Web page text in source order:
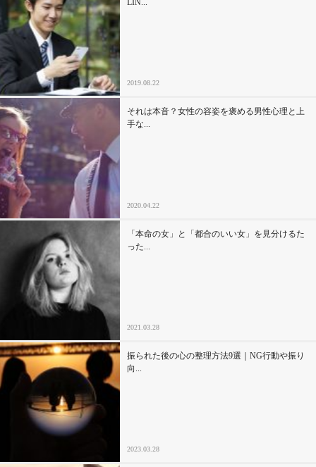
心の処方箋
カルチャー・トレンド・芸能
驚き
LIN...
2019.08.22
それは本音？女性の容姿を褒める男性心理と上
手な...
2020.04.22
「本命の女」と「都合のいい女」を見分けるた
った...
2021.03.28
振られた後の心の整理方法9選｜NG行動や振り
向...
2023.03.28